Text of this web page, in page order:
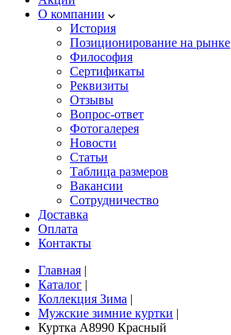
О компании
История
Позиционирование на рынке
Философия
Сертификаты
Реквизиты
Отзывы
Вопрос-ответ
Фотогалерея
Новости
Статьи
Таблица размеров
Вакансии
Сотрудничество
Доставка
Оплата
Контакты
Главная |
Каталог |
Коллекция Зима |
Мужские зимние куртки |
Куртка A8990 Красный